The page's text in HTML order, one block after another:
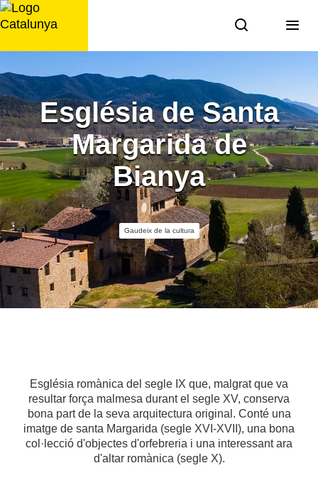
Saltar
al
Església de Santa
Margarida de
Bianya
Gaudeix de la cultura
Església romànica del segle IX que, malgrat que va
resultar força malmesa durant el segle XV, conserva
bona part de la seva arquitectura original. Conté una
imatge de santa Margarida (segle XVI-XVII), una bona
col·lecció d'objectes d'orfebreria i una interessant ara
d'altar romànica (segle X).